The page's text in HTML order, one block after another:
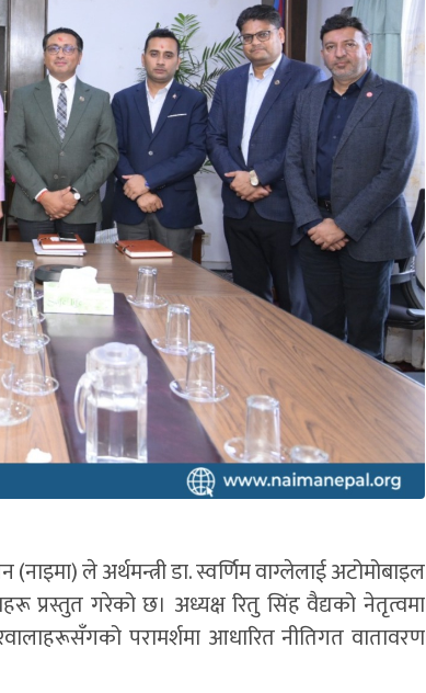
ले अर्थमन्त्री डा. स्वर्णिम वाग्लेलाई अटोमोबाइल
प्रस्तुत गरेको छ। अध्यक्ष रितु सिंह वैद्यको नेतृत्वमा
परामर्शमा आधारित नीतिगत वातावरण